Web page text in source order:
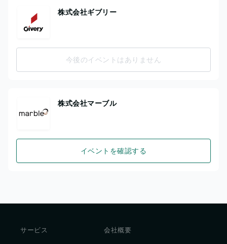
株式会社ギブリー
今後のイベントはありません
株式会社マーブル
イベントを確認する
サービス 会社概要